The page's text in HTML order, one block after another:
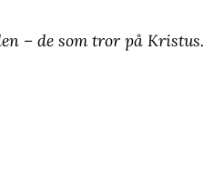
– de som tror på Kristus.